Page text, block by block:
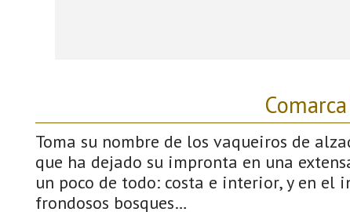
Toma su nombre de los vaqueiros de
que ha dejado su impronta en una
un poco de todo: costa e interior, y en el
frondosos bosques…